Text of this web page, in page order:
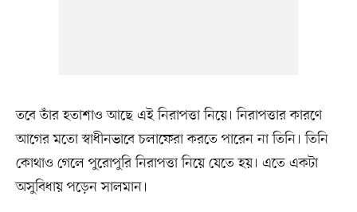
তবে তাঁর হতাশাও আছে এই নিরাপত্তা নিয়ে। নিরাপত্তার কারণে
আগের মতো স্বাধীনভাবে চলাফেরা করতে পারেন না তিনি। তিনি
কোথাও গেলে পুরোপুরি নিরাপত্তা নিয়ে যেতে হয়। এতে একটা
অসুবিধায় পড়েন সালমান।